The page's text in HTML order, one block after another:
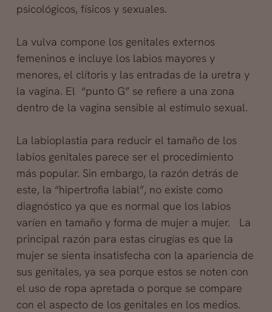
psicológicos, físicos y sexuales.
La vulva compone los genitales externos
femeninos e incluye los labios mayores y
menores, el clítoris y las entradas de la uretra y
la vagina. El “punto G” se refiere a una zona
dentro de la vagina sensible al estímulo sexual.
La labioplastia para reducir el tamaño de los
labios genitales parece ser el procedimiento
más popular. Sin embargo, la razón detrás de
este, la “hipertrofia labial”, no existe como
diagnóstico ya que es normal que los labios
varíen en tamaño y forma de mujer a mujer. La
principal razón para estas cirugías es que la
mujer se sienta insatisfecha con la apariencia de
sus genitales, ya sea porque estos se noten con
el uso de ropa apretada o porque se compare
con el aspecto de los genitales en los medios.